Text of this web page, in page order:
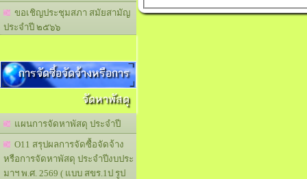
ขอเชิญประชุมสภา สมัยสามัญ
ประจำปี ๒๕๖๖
การจัดซื้อจัดจ้างหรือการ
จัดหาพัสดุ
แผนการจัดหาพัสดุ ประจำปี
O11 สรุปผลการจัดซื้อจัดจ้าง
หรือการจัดหาพัสดุ ประจำปีงบประ
มาฯ พ.ศ. 2569 ( แบบ สขร.1ป รูป